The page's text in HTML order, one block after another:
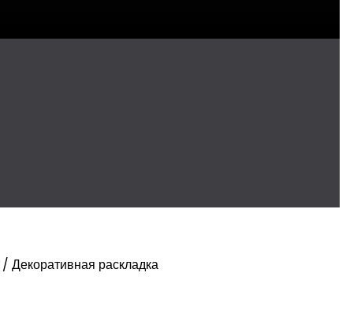
/Декоративная раскладка